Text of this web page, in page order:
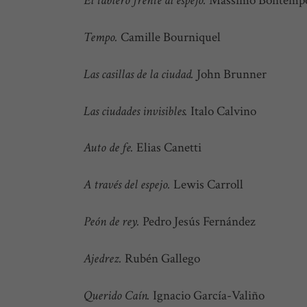
Tempo. Camille Bourniquel
Las casillas de la ciudad. John Brunner
Las ciudades invisibles. Italo Calvino
Auto de fe. Elias Canetti
A través del espejo. Lewis Carroll
Peón de rey. Pedro Jesús Fernández
Ajedrez. Rubén Gallego
Querido Caín. Ignacio García-Valiño